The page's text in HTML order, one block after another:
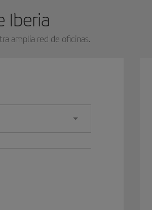
Iberia
amplia red de oficinas.